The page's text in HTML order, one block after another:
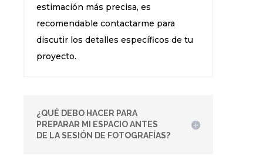
estimación más precisa, es
recomendable contactarme para
discutir los detalles específicos de tu
proyecto.
¿QUÉ DEBO HACER PARA
PREPARAR MI ESPACIO ANTES
DE LA SESIÓN DE FOTOGRAFÍAS?